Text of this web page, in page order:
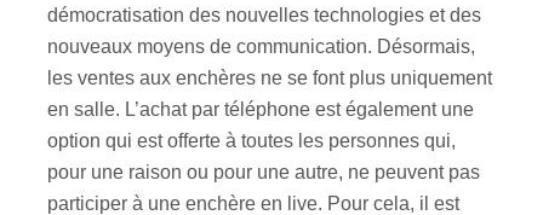
démocratisation des nouvelles technologies et des
nouveaux moyens de communication. Désormais,
les ventes aux enchères ne se font plus uniquement
en salle. L’achat par téléphone est également une
option qui est offerte à toutes les personnes qui,
pour une raison ou pour une autre, ne peuvent pas
participer à une enchère en live. Pour cela, il est